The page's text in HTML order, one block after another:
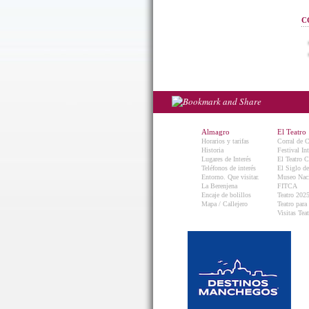
Almagro
Horarios y tarifas
Historia
Lugares de Interés
Teléfonos de interés
Entorno. Que visitar.
La Berenjena
Encaje de bolillos
Mapa / Callejero
El Teatro
Corral de
Festival
El Teatro
El Siglo
Museo
FITCA
Teatro 2025
Teatro
Visitas